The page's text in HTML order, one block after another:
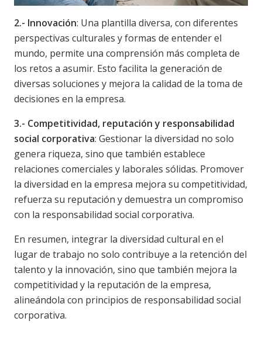
2.- Innovación: Una plantilla diversa, con diferentes
perspectivas culturales y formas de entender el
mundo, permite una comprensión más completa de
los retos a asumir. Esto facilita la generación de
diversas soluciones y mejora la calidad de la toma de
decisiones en la empresa.
3.- Competitividad, reputación y responsabilidad
social corporativa: Gestionar la diversidad no solo
genera riqueza, sino que también establece
relaciones comerciales y laborales sólidas. Promover
la diversidad en la empresa mejora su competitividad,
refuerza su reputación y demuestra un compromiso
con la responsabilidad social corporativa.
En resumen, integrar la diversidad cultural en el
lugar de trabajo no solo contribuye a la retención del
talento y la innovación, sino que también mejora la
competitividad y la reputación de la empresa,
alineándola con principios de responsabilidad social
corporativa.